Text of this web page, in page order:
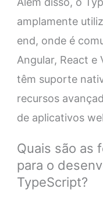
amplamente
end, onde é
Angular, React e
têm suporte
recursos
de aplicativos
Quais são as
para o
TypeScript?